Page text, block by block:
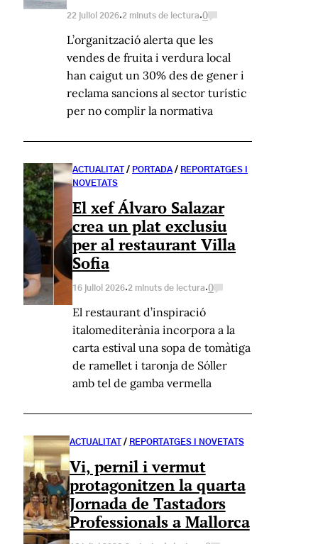
22 juliol 2026·2 minuts de lectura·0
L’organització alerta que les
vendes de fruita i verdura local
han caigut un 30% des de gener i
reclama sancions al sector turístic
per no complir la normativa
ACTUALITAT / PORTADA / REPORTATGES I
NOVETATS
El xef Álvaro Salazar
crea un plat exclusiu
per al restaurant Villa
Sofia
16 juliol 2026·2 minuts de lectura·0
El restaurant d’inspiració
italomediterània incorpora a la
carta estival una sopa de tomàtiga
de ramellet i taronja de Sóller
amb tel de gamba vermella
ACTUALITAT/ REPORTATGES I NOVETATS
Vi, pernil i vermut
protagonitzen la quarta
Jornada de Tastadors
Professionals a Mallorca